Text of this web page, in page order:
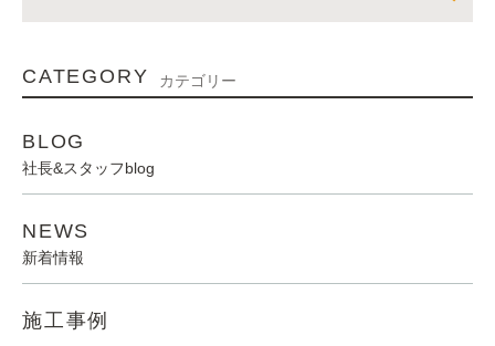
CATEGORY カテゴリー
BLOG
社長&スタッフblog
NEWS
新着情報
施工事例